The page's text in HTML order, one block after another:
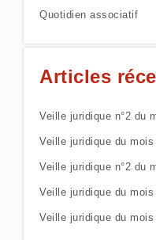
Quotidien associatif
Articles
Veille juridique n°2 du
Veille juridique du
Veille juridique n°2 du
Veille juridique du
Veille juridique du